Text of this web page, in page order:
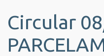
Circular